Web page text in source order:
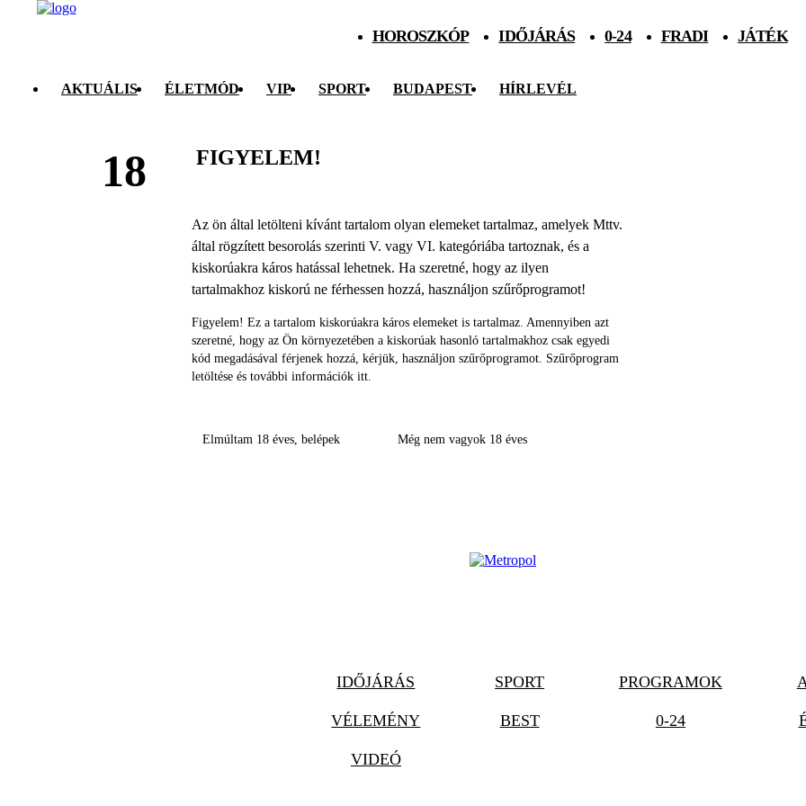
HOROSZKÓP IDŐJÁRÁS 0-24 FRADI JÁTÉK
AKTUÁLIS ÉLETMÓD VIP SPORT BUDAPEST HÍRLEVÉL
18 FIGYELEM!
Az ön által letölteni kívánt tartalom olyan elemeket tartalmaz, amelyek Mttv.
által rögzített besorolás szerinti V. vagy VI. kategóriába tartoznak, és a
kiskorúakra káros hatással lehetnek. Ha szeretné, hogy az ilyen
tartalmakhoz kiskorú ne férhessen hozzá, használjon szűrőprogramot!
Figyelem! Ez a tartalom kiskorúakra káros elemeket is tartalmaz. Amennyiben azt
szeretné, hogy az Ön környezetében a kiskorúak hasonló tartalmakhoz csak egyedi
kód megadásával férjenek hozzá, kérjük, használjon szűrőprogramot. Szűrőprogram
letöltése és további információk itt.
Elmúltam 18 éves, belépek Még nem vagyok 18 éves
IDŐJÁRÁS SPORT PROGRAMOK
VÉLEMÉNY BEST 0-24
VIDEÓ